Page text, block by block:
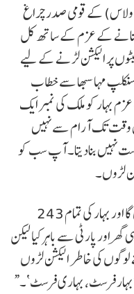
ولاس) کے قومی صدر چراغ
بنانے کے عزم کے ساتھ کل
ان کی پارٹی ریاست کی تمام 243 سیٹوں پر الیکشن لڑنے کے لیے
سنکلپ مہاسبھا سے خطاب
بہار کو ملک کی نمبر ایک
وقت تک آرام سے نہیں
نہیں بنادیتا۔ آپ سب کو
لڑوں۔
وزیر نے کہا، ”ہاں، میں اسمبلی الیکشن لڑوں گا اور بہار کی تمام 243
اور پارٹی سے باہرکیا لیکن
کی خاطر الیکشن لڑوں
’بہار فرسٹ، بہاری فرسٹ‘۔“